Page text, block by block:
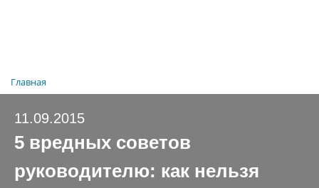
Главная
11.09.2015
5 вредных советов
руководителю: как нельзя